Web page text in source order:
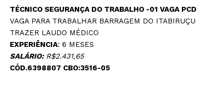
TÉCNICO SEGURANÇA DO TRABALHO -01 VAGA PCD
VAGA PARA TRABALHAR BARRAGEM DO ITABIRUÇU
TRAZER LAUDO MÉDICO
EXPERIÊNCIA: 6 MESES
SALÁRIO: R$2.431,65
CÓD.6398807 CBO:3516-05